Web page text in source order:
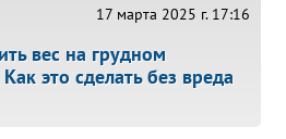
17 марта 2025 г. 17:16
вес на грудном
это сделать без вреда